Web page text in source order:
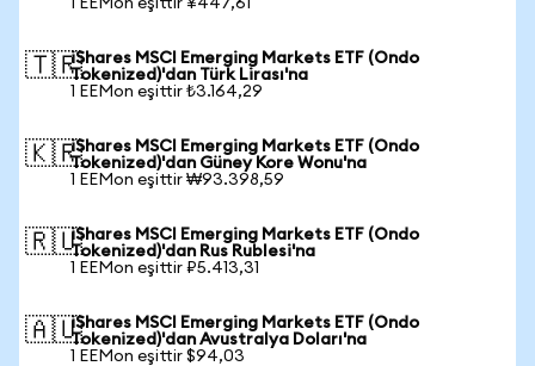
1 EEMon eşittir ¥447,61
🇹🇷iShares MSCI Emerging Markets ETF (Ondo
Tokenized)'dan Türk Lirası'na
1 EEMon eşittir ₺3.164,29
🇰🇷iShares MSCI Emerging Markets ETF (Ondo
Tokenized)'dan Güney Kore Wonu'na
1 EEMon eşittir ₩93.398,59
🇷🇺iShares MSCI Emerging Markets ETF (Ondo
Tokenized)'dan Rus Rublesi'na
1 EEMon eşittir ₽5.413,31
🇦🇺iShares MSCI Emerging Markets ETF (Ondo
Tokenized)'dan Avustralya Doları'na
1 EEMon eşittir $94,03